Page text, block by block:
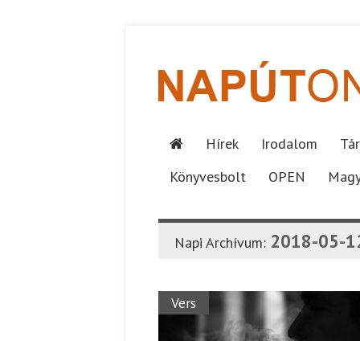
Hírek Irodalom
Könyvesbolt
OPEN
Napi Archívum: 2018-05-
Vers